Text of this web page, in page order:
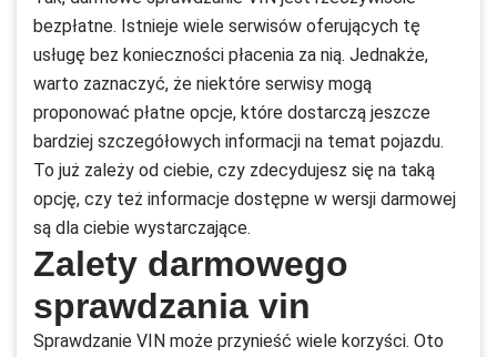
bezpłatne. Istnieje wiele serwisów oferujących tę
usługę bez konieczności płacenia za nią. Jednakże,
warto zaznaczyć, że niektóre serwisy mogą
proponować płatne opcje, które dostarczą jeszcze
bardziej szczegółowych informacji na temat pojazdu.
To już zależy od ciebie, czy zdecydujesz się na taką
opcję, czy też informacje dostępne w wersji darmowej
są dla ciebie wystarczające.
Zalety darmowego
sprawdzania vin
Sprawdzanie VIN może przynieść wiele korzyści. Oto